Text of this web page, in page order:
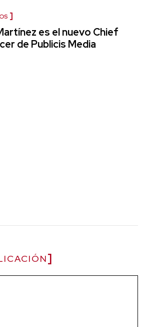
es el nuevo Chief
de Publicis Media